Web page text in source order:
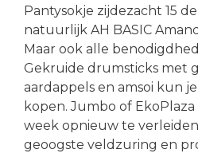
Pantysokje zijdezacht 15
natuurlijk AH BASIC
Maar ook alle
Gekruide drumsticks met
aardappels en amsoi kun
kopen. Jumbo of
week opnieuw te
geoogste veldzuring en